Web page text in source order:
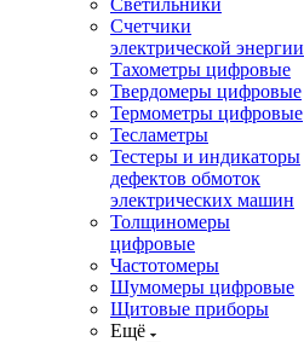
Светильники
Счетчики
электрической энергии
Тахометры цифровые
Твердомеры цифровые
Термометры цифровые
Тесламетры
Тестеры и индикаторы
дефектов обмоток
электрических машин
Толщиномеры
цифровые
Частотомеры
Шумомеры цифровые
Щитовые приборы
Ещё